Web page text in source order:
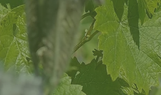
Weingenuss sind,
aus. Wir haben
bis hin zu